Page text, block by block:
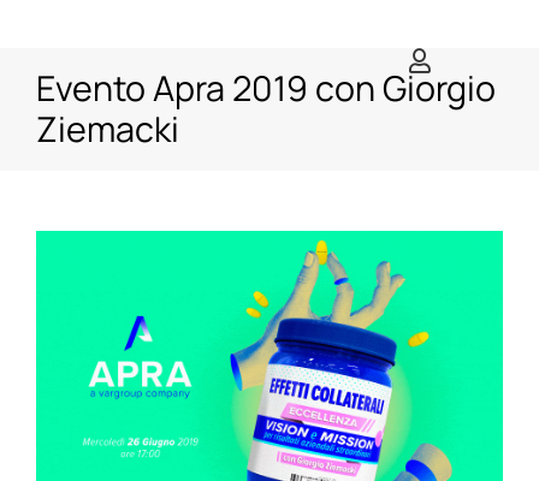
contenuto
Evento Apra 2019 con Giorgio
Ziemacki